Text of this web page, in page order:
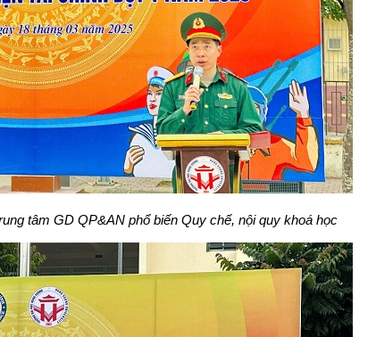
tâm GD QP&AN phổ biến Quy chế, nội quy khoá học